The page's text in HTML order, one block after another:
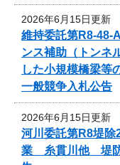
2026年6月15日更新
維持委託第R8-
ンス補助（トンネ
した小規模橋梁等
一般競争入札公告
2026年6月15日更新
河川委託第R8堤
業 糸貫川他 堤防